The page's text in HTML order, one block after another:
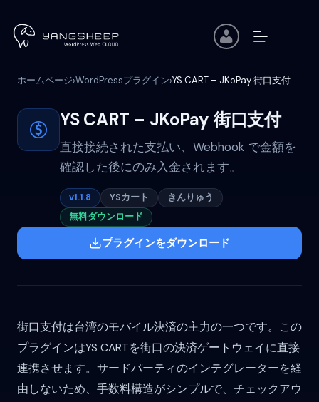
ホームページ›WordPressプラグイン›YS CART – JKoPay 街口支付
YS CART – JKoPay 街口支付
直接接続された支払い、Webhook で金額を
確認した後にのみ入金されます。
v1.1.8 YSカート
きんりゅう
無料ダウンロード
プラグインをダウンロード
街口支付は台湾のモバイル決済の主力の一つです。この
プラグインはYS CARTを街口の決済ゲートウェイに直接
連携させます。サードパーティのインテグレーターを経
由しないため、手数料構造がシンプルで、チェックアウ